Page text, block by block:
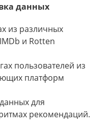
данных
из различных
и Rotten
пользователей из
платформ
для
рекомендаций.